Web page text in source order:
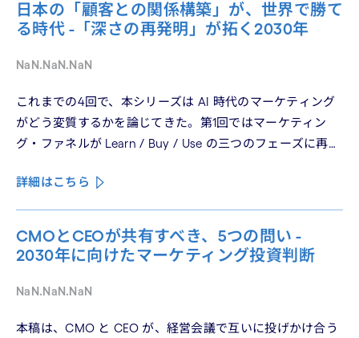
日本の「顧客との関係構築」が、世界で勝て
る時代 -「深さの再発明」が拓く2030年
NaN.NaN.NaN
これまでの4回で、本シリーズは AI 時代のマーケティング
がどう変質するかを論じてきた。第1回ではマーケティン
グ・ファネルが Learn / Buy / Use の三つのフェーズに再構
パーソナライゼーションの罠を、第3回では Learn フェーズ
CMO と CEO が共有すべき5つの問いを論じた。シリーズ
の最終回となる本稿は、これらの議論を日本市場の文脈に
「顧客との関係構築」が、世界で勝てる時代が、いま始
詳細はこちら
CMOとCEOが共有すべき、5つの問い -
2030年に向けたマーケティング投資判断
NaN.NaN.NaN
本稿は、CMO と CEO が、経営会議で互いに投げかけ合う